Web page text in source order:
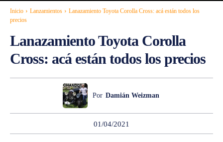
Inicio Lanzamientos
Lanazamiento Toyota Corolla Cross: acá están todos los
precios
Lanazamiento Toyota Corolla
Cross: acá están todos los precios
Por Damián Weizman
01/04/2021